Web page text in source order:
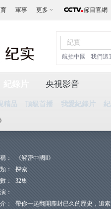
軍事 更多 節目官網
航拍中國 我們這
精品 頂級首播 我愛紀錄片
央視影音
：
《解密中國Ⅱ》
：
探索
：
32集
：
：
帶你一起翻開塵封已久的歷史，追